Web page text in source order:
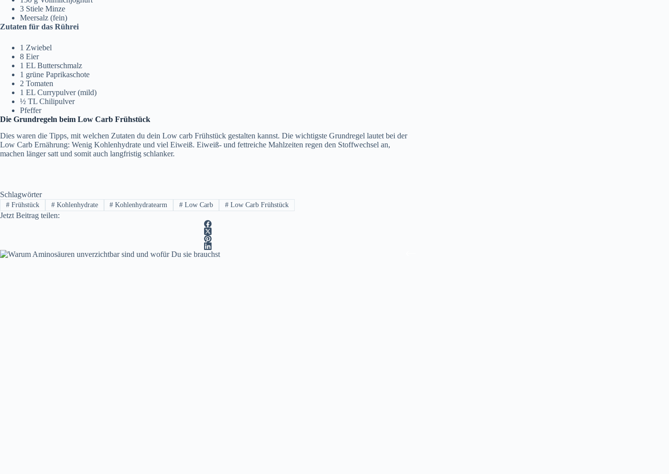
3 Stiele Minze
Meersalz (fein)
Zutaten für das Rührei
1 Zwiebel
8 Eier
1 EL Butterschmalz
1 grüne Paprikaschote
2 Tomaten
1 EL Currypulver (mild)
½ TL Chilipulver
Pfeffer
Die Grundregeln beim Low Carb Frühstück
Dies waren die Tipps, mit welchen Zutaten du dein Low carb Frühstück gestalten kannst. Die wichtigste Grundregel lautet bei der
Low Carb Ernährung: Wenig Kohlenhydrate und viel Eiweiß. Eiweiß- und fettreiche Mahlzeiten regen den Stoffwechsel an,
machen länger satt und somit auch langfristig schlanker.
Schlagwörter
#Frühstück #Kohlenhydrate # Kohlenhydratearm # Low Carb # Low Carb Frühstück
Jetzt Beitrag teilen: